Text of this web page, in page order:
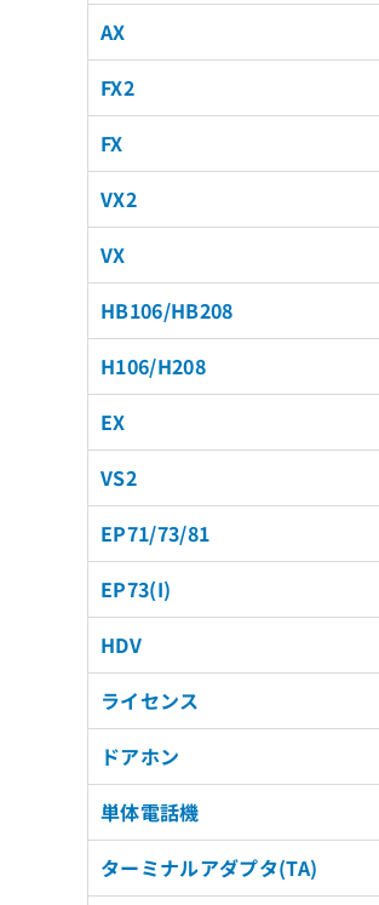
AX
FX2
FX
VX2
VX
HB106/HB208
H106/H208
EX
VS2
EP71/73/81
EP73(I)
HDV
ライセンス
ドアホン
単体電話機
ターミナルアダプタ(TA)